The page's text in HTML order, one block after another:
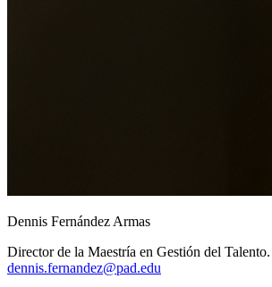
Dennis Fernández Armas
Director de la Maestría en Gestión del Talento.
dennis.fernandez@pad.edu